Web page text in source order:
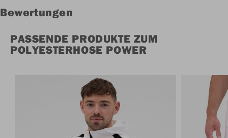
Bewertungen
PASSENDE PRODUKTE ZUM
POLYESTERHOSE POWER